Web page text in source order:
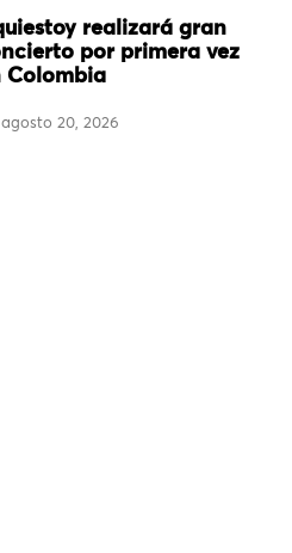
realizará gran
por primera vez
Colombia
agosto 20, 2026